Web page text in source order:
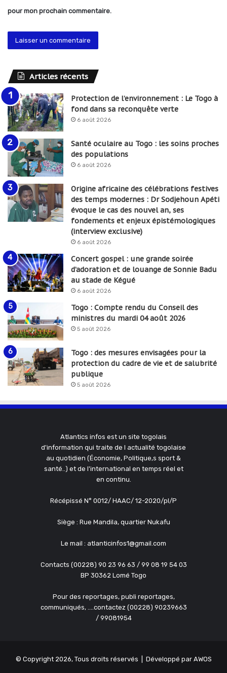
pour mon prochain commentaire.
Articles récents
Protection de l’environnement : Le Togo à
fond dans sa reconquête verte
6 août 2026
Santé oculaire au Togo : les soins proches
des populations
6 août 2026
Origine africaine des célébrations festives
des temps modernes : Dr Sodjehoun Apéti
évoque le cas des nouvel an, ses
fondements et enjeux épistémologiques
(interview exclusive)
6 août 2026
Concert gospel : une grande soirée
d’adoration et de louange de Sonnie Badu
au stade de Kégué
6 août 2026
Togo : Compte rendu du Conseil des
ministres du mardi 04 août 2026
5 août 2026
Togo : des mesures envisagées pour la
protection du cadre de vie et de salubrité
publique
5 août 2026
Atlantics infos est un site togolais
d'information qui traite de l actualité togolaise
au quotidien (Économie, Politique,s sport &
santé..) et de l'international en temps réel et
en continu.
Récépissé N° 0012/ HAAC/ 12-2020/pl/P
Siège : Rue Mandila, quartier Nukafu
Le mail : atlanticinfos1@gmail.com
Contacts (00228) 90 23 96 63 / 99 08 19 54 03
BP 30362 Lomé Togo
Pour des reportages, publi reportages,
communiqués, ....contactez (00228) 90239663
/ 99081954
© Copyright 2026, Tous droits réservés | Développé par AWOS